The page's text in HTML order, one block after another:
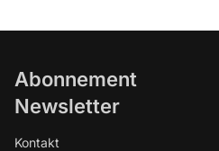
Abonnement
Newsletter
Kontakt